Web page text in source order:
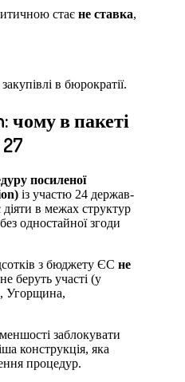
стає не ставка,
в бюрократії.
чому в пакеті
посиленої
із участю 24 держав-
в межах структур
одностайної згоди
з бюджету ЄС не
беруть участі (у
Угорщина,
заблокувати
конструкція, яка
процедур.